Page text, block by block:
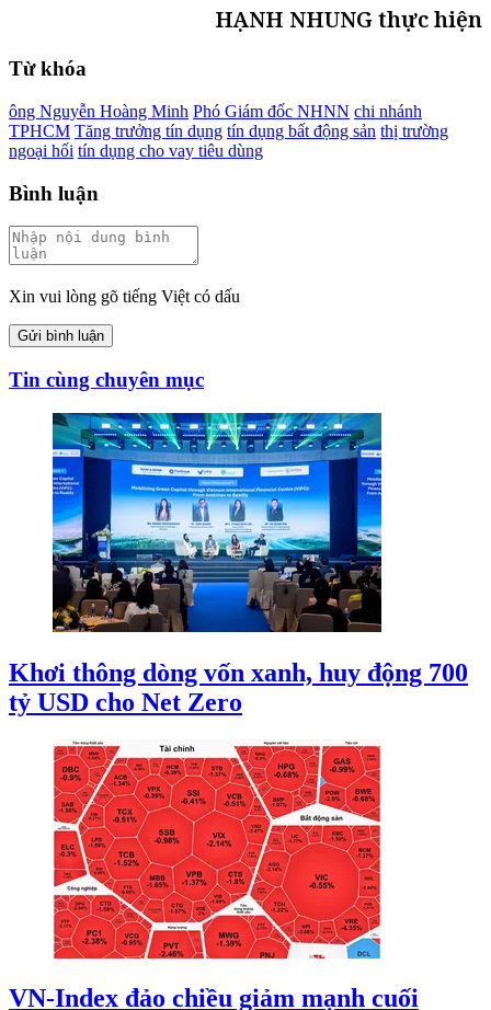
HẠNH NHUNG thực hiện
Từ khóa
ông Nguyễn Hoàng Minh Phó Giám đốc NHNN chi nhánh
TPHCM Tăng trưởng tín dụng tín dụng bất động sản thị trường
ngoại hối tín dụng cho vay tiêu dùng
Bình luận
Xin vui lòng gõ tiếng Việt có dấu
Gửi bình luận
Tin cùng chuyên mục
Khơi thông dòng vốn xanh, huy động 700
tỷ USD cho Net Zero
VN-Index đảo chiều giảm mạnh cuối